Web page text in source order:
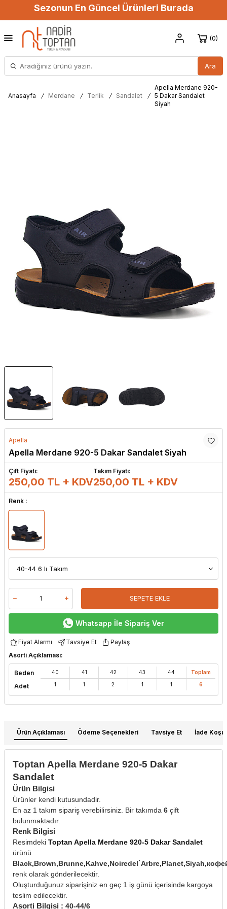
Sezonun En Güncel Ürünleri Burada
Ara
0
Anasayfa / Merdane / Terlik / Sandalet /
Apella Merdane 920-
5 Dakar Sandalet
Siyah
Apella
Apella Merdane 920-5 Dakar Sandalet Siyah
Çift Fiyatı:
250,00 TL + KDV
Takım Fiyatı:
250,00 TL + KDV
Renk :
SEPETE EKLE
Whatsapp İle Sipariş Ver
Fiyat Alarmı Tavsiye Et
Paylaş
Asorti Açıklaması:
Beden
Adet
40
1
41
1
42
2
43
1
44
1
Toplam
6
Ürün Açıklaması Ödeme Seçenekleri Tavsiye Et İade
Toptan Apella Merdane 920-5 Dakar
Sandalet
Ürün Bilgisi
Ürünler kendi kutusundadir.
En az 1 takım sipariş verebilirsiniz. Bir takımda 6 çift
bulunmaktadır.
Renk Bilgisi
Resimdeki Toptan Apella Merdane 920-5 Dakar Sandalet
ürünü
renk olarak gönderilecektir.
Oluşturduğunuz siparişiniz en geç 1 iş günü içerisinde kargoya
teslim edilecektir.
Asorti Bilgisi : 40-44/6